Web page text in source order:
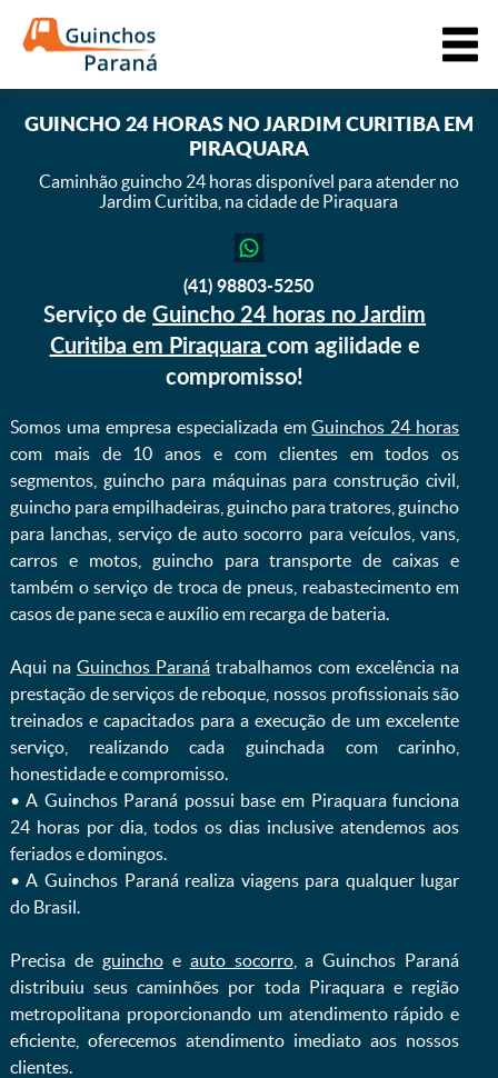
GUINCHO 24 HORAS NO JARDIM CURITIBA EM
PIRAQUARA
Caminhão guincho 24 horas disponível para atender no
Jardim Curitiba, na cidade de Piraquara
(41) 98803-5250
Serviço deGuincho 24 horas no Jardim
Curitiba em Piraquara com agilidade e
compromisso!
Somos uma empresa especializada emGuinchos 24 horas
com mais de 10 anos e com clientes em todos os
segmentos, guincho para máquinas para construção civil,
guincho para empilhadeiras, guincho para tratores, guincho
para lanchas, serviço de auto socorro para veículos, vans,
carros e motos, guincho para transporte de caixas e
também o serviço de troca de pneus, reabastecimento em
casos de pane seca e auxílio em recarga de bateria. ㅤㅤ
Aqui naGuinchos Paraná trabalhamos com excelência na
prestação de serviços de reboque, nossos profissionais são
treinados e capacitados para a execução de um excelente
serviço, realizando cada guinchada com carinho,
honestidade e compromisso.
ㅤㅤ• A Guinchos Paraná possui base em Piraquara funciona
24 horas por dia, todos os dias inclusive atendemos aos
feriados e domingos.
ㅤㅤ• A Guinchos Paraná realiza viagens para qualquer lugar
do Brasil.
Precisa de guinchoe auto socorro, a Guinchos Paraná
distribuiu seus caminhões por toda Piraquara e região
metropolitana proporcionando um atendimento rápido e
eficiente, oferecemos atendimento imediato aos nossos
clientes.